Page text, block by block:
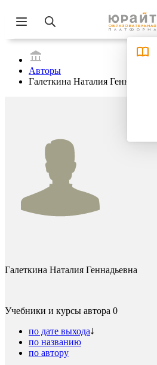
Авторы
Галеткина Наталия Геннадьевна
Галеткина Наталия Геннадьевна
Учебники и курсы автора 0
по дате выхода
по названию
по автору